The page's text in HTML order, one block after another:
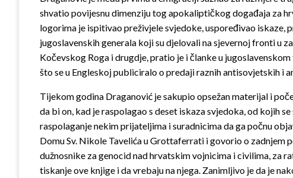
shvatio povijesnu dimenziju tog apokaliptičkog događaja za
logorima je ispitivao preživjele svjedoke, uspoređivao
jugoslavenskih generala koji su djelovali na sjevernoj fronti u
Kočevskog Roga i drugdje, pratio je i članke u
što se u Engleskoj publiciralo o predaji raznih antisovjetskih i
Tijekom godina Draganović je sakupio opsežan materijal i
da bi on, kad je raspolagao s deset iskaza svjedoka, od kojih
raspolaganje nekim prijateljima i suradnicima da ga počnu
Domu Sv. Nikole Tavelića u Grottaferrati i govorio o zadnjem
dužnosnike za genocid nad hrvatskim vojnicima i civilima, za
tiskanje ove knjige i da vrebaju na njega. Zanimljivo je da je